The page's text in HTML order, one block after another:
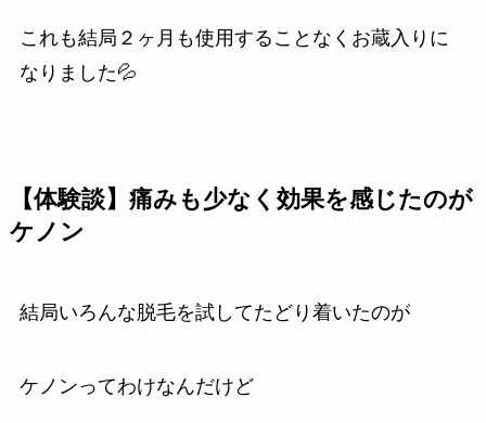
これも結局２ヶ月も使用することなくお蔵入りに
なりました💦
【体験談】痛みも少なく効果を感じたのが
ケノン
結局いろんな脱毛を試してたどり着いたのが
ケノンってわけなんだけど